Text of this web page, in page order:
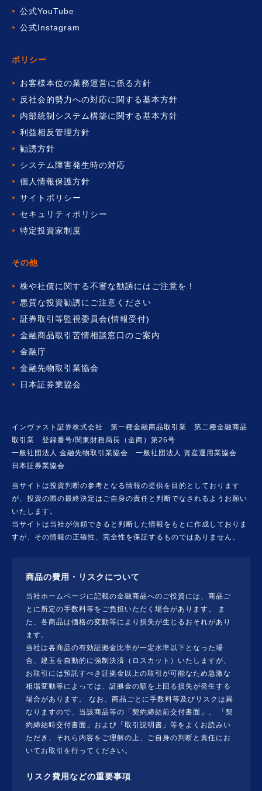
公式YouTube
公式Instagram
ポリシー
お客様本位の業務運営に係る方針
反社会的勢力への対応に関する基本方針
内部統制システム構築に関する基本方針
利益相反管理方針
勧誘方針
システム障害発生時の対応
個人情報保護方針
サイトポリシー
セキュリティポリシー
特定投資家制度
その他
株や社債に関する不審な勧誘には ご注意を！
悪質な投資勧誘にご注意ください
証券取引等監視委員会(情報受付)
金融商品取引苦情相談窓口のご案内
金融庁
金融先物取引業協会
日本証券業協会
インヴァスト証券株式会社 第一種金融商品取引業 第二種金融商品
取引業 登録番号/関東財務局長（金商）第26号
一般社団法人 金融先物取引業協会 一般社団法人 資産運用業協会
日本証券業協会
当サイトは投資判断の参考となる情報の提供を目的としております
が、投資の際の最終決定はご自身の責任と判断でなされるようお願い
いたします。
当サイトは当社が信頼できると判断した情報をもとに作成しておりま
すが、その情報の正確性、完全性を保証するものではありません。
商品の費用・リスクについて
当社ホームページに記載の金融商品へのご投資には、商品ご
とに所定の手数料等をご負担いただく場合があります。 ま
た、各商品は価格の変動等により損失が生じるおそれがあり
ます。
当社は各商品の有効証拠金比率が一定水準以下となった場
合、建玉を自動的に強制決済（ロスカット）いたしますが、
お取引には預託すべき証拠金以上の取引が可能なため急激な
相場変動等によっては、証拠金の額を上回る損失が発生する
場合があります。 なお、商品ごとに手数料等及びリスクは異
なりますので、当該商品等の「契約締結前交付書面」、 「契
約締結時交付書面」および「取引説明書」等をよくお読みい
ただき、それら内容をご理解の上、ご自身の判断と責任にお
いてお取引を行ってください。
リスク費用などの重要事項